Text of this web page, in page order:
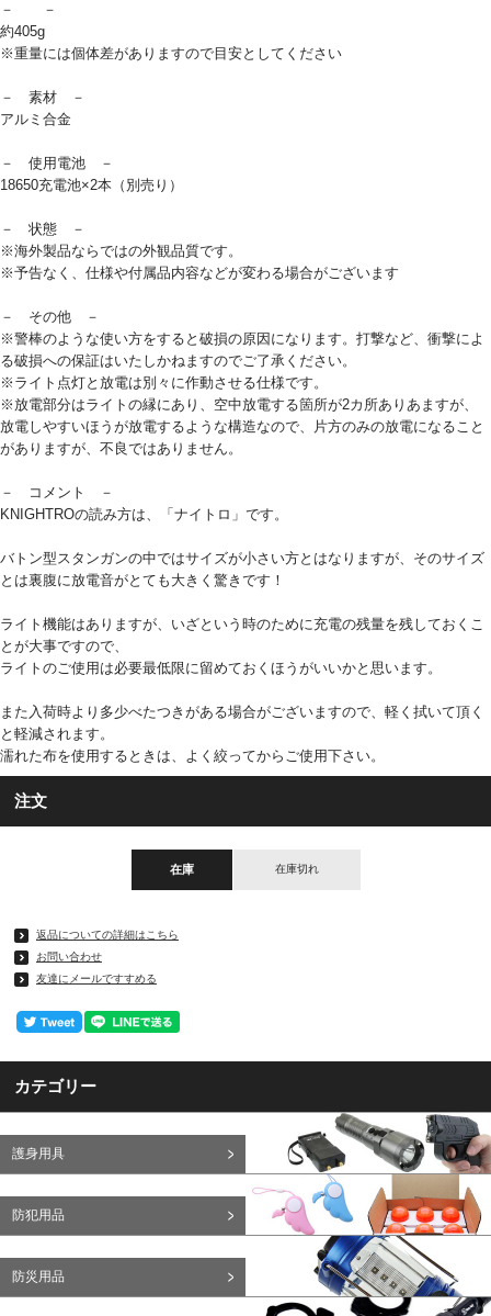
－ －
約405g
※重量には個体差がありますので目安としてください
－ 素材 －
アルミ合金
－ 使用電池 －
18650充電池×2本（別売り）
－ 状態 －
※海外製品ならではの外観品質です。
※予告なく、仕様や付属品内容などが変わる場合がございます
－ その他 －
※警棒のような使い方をすると破損の原因になります。打撃など、衝撃によ
る破損への保証はいたしかねますのでご了承ください。
※ライト点灯と放電は別々に作動させる仕様です。
※放電部分はライトの縁にあり、空中放電する箇所が2カ所ありあますが、
放電しやすいほうが放電するような構造なので、片方のみの放電になること
がありますが、不良ではありません。
－ コメント －
KNIGHTROの読み方は、「ナイトロ」です。
バトン型スタンガンの中ではサイズが小さい方とはなりますが、そのサイズ
とは裏腹に放電音がとても大きく驚きです！
ライト機能はありますが、いざという時のために充電の残量を残しておくこ
とが大事ですので、
ライトのご使用は必要最低限に留めておくほうがいいかと思います。
また入荷時より多少べたつきがある場合がございますので、軽く拭いて頂く
と軽減されます。
濡れた布を使用するときは、よく絞ってからご使用下さい。
注文
在庫 在庫切れ
返品についての詳細はこちら
お問い合わせ
友達にメールですすめる
カテゴリー
護身用具
防犯用品
防災用品